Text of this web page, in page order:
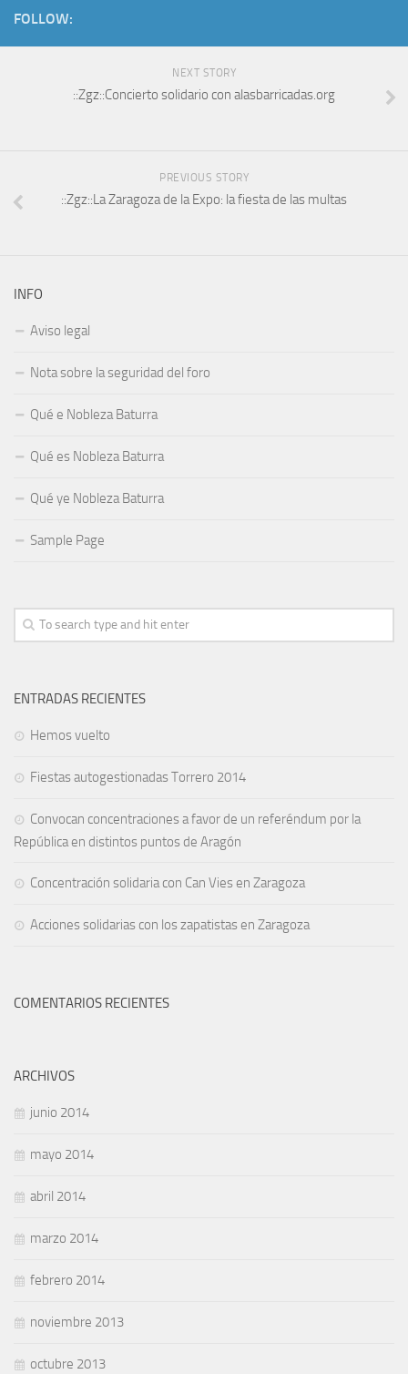
FOLLOW:
NEXT STORY
::Zgz::Concierto solidario con alasbarricadas.org
PREVIOUS STORY
::Zgz::La Zaragoza de la Expo: la fiesta de las multas
INFO
Aviso legal
Nota sobre la seguridad del foro
Qué e Nobleza Baturra
Qué es Nobleza Baturra
Qué ye Nobleza Baturra
Sample Page
ENTRADAS RECIENTES
Hemos vuelto
Fiestas autogestionadas Torrero 2014
Convocan concentraciones a favor de un referéndum por la
República en distintos puntos de Aragón
Concentración solidaria con Can Vies en Zaragoza
Acciones solidarias con los zapatistas en Zaragoza
COMENTARIOS RECIENTES
ARCHIVOS
junio 2014
mayo 2014
abril 2014
marzo 2014
febrero 2014
noviembre 2013
octubre 2013